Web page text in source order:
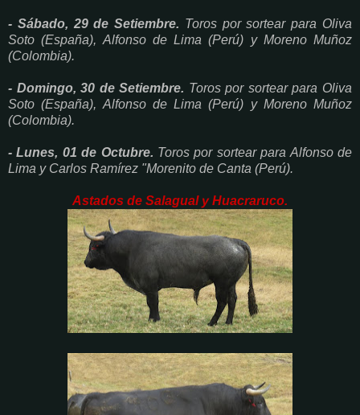
- Sábado, 29 de Setiembre. Toros por sortear para Oliva
Soto (España), Alfonso de Lima(Perú) y Moreno Muñoz
(Colombia).
- Domingo, 30 de Setiembre. Toros por sortear para Oliva
Soto (España), Alfonso de Lima (Perú) y Moreno Muñoz
(Colombia).
- Lunes, 01 de Octubre. Toros por sortear para Alfonso de
Lima y Carlos Ramírez "Morenito de Canta (Perú).
Astados de Salagual y Huacraruco.